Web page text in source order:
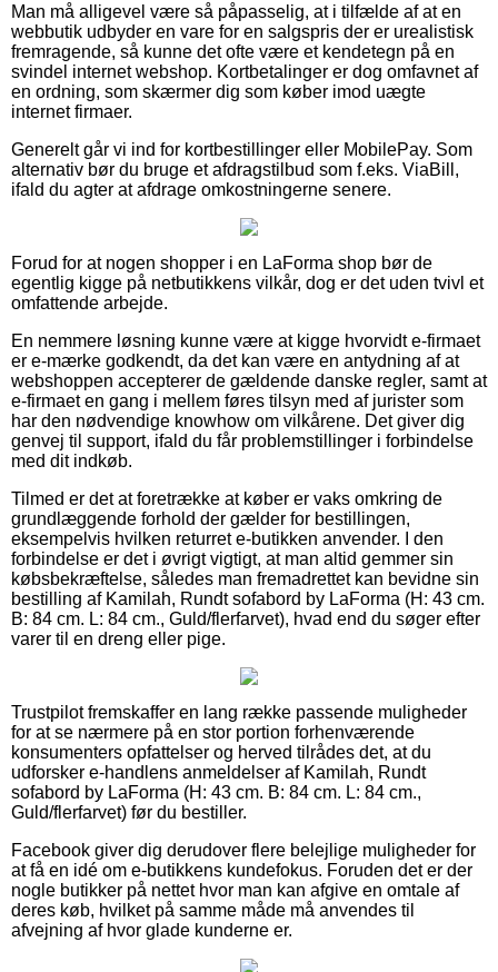
Man må alligevel være så påpasselig, at i tilfælde af at en
webbutik udbyder en vare for en salgspris der er urealistisk
fremragende, så kunne det ofte være et kendetegn på en
svindel internet webshop. Kortbetalinger er dog omfavnet af
en ordning, som skærmer dig som køber imod uægte
internet firmaer.
Generelt går vi ind for kortbestillinger eller MobilePay. Som
alternativ bør du bruge et afdragstilbud som f.eks. ViaBill,
ifald du agter at afdrage omkostningerne senere.
Forud for at nogen shopper i en LaForma shop bør de
egentlig kigge på netbutikkens vilkår, dog er det uden tvivl et
omfattende arbejde.
En nemmere løsning kunne være at kigge hvorvidt e-firmaet
er e-mærke godkendt, da det kan være en antydning af at
webshoppen accepterer de gældende danske regler, samt at
e-firmaet en gang i mellem føres tilsyn med af jurister som
har den nødvendige knowhow om vilkårene. Det giver dig
genvej til support, ifald du får problemstillinger i forbindelse
med dit indkøb.
Tilmed er det at foretrække at køber er vaks omkring de
grundlæggende forhold der gælder for bestillingen,
eksempelvis hvilken returret e-butikken anvender. I den
forbindelse er det i øvrigt vigtigt, at man altid gemmer sin
købsbekræftelse, således man fremadrettet kan bevidne sin
bestilling af Kamilah, Rundt sofabord by LaForma (H: 43 cm.
B: 84 cm. L: 84 cm., Guld/flerfarvet), hvad end du søger efter
varer til en dreng eller pige.
Trustpilot fremskaffer en lang række passende muligheder
for at se nærmere på en stor portion forhenværende
konsumenters opfattelser og herved tilrådes det, at du
udforsker e-handlens anmeldelser af Kamilah, Rundt
sofabord by LaForma (H: 43 cm. B: 84 cm. L: 84 cm.,
Guld/flerfarvet) før du bestiller.
Facebook giver dig derudover flere belejlige muligheder for
at få en idé om e-butikkens kundefokus. Foruden det er der
nogle butikker på nettet hvor man kan afgive en omtale af
deres køb, hvilket på samme måde må anvendes til
afvejning af hvor glade kunderne er.